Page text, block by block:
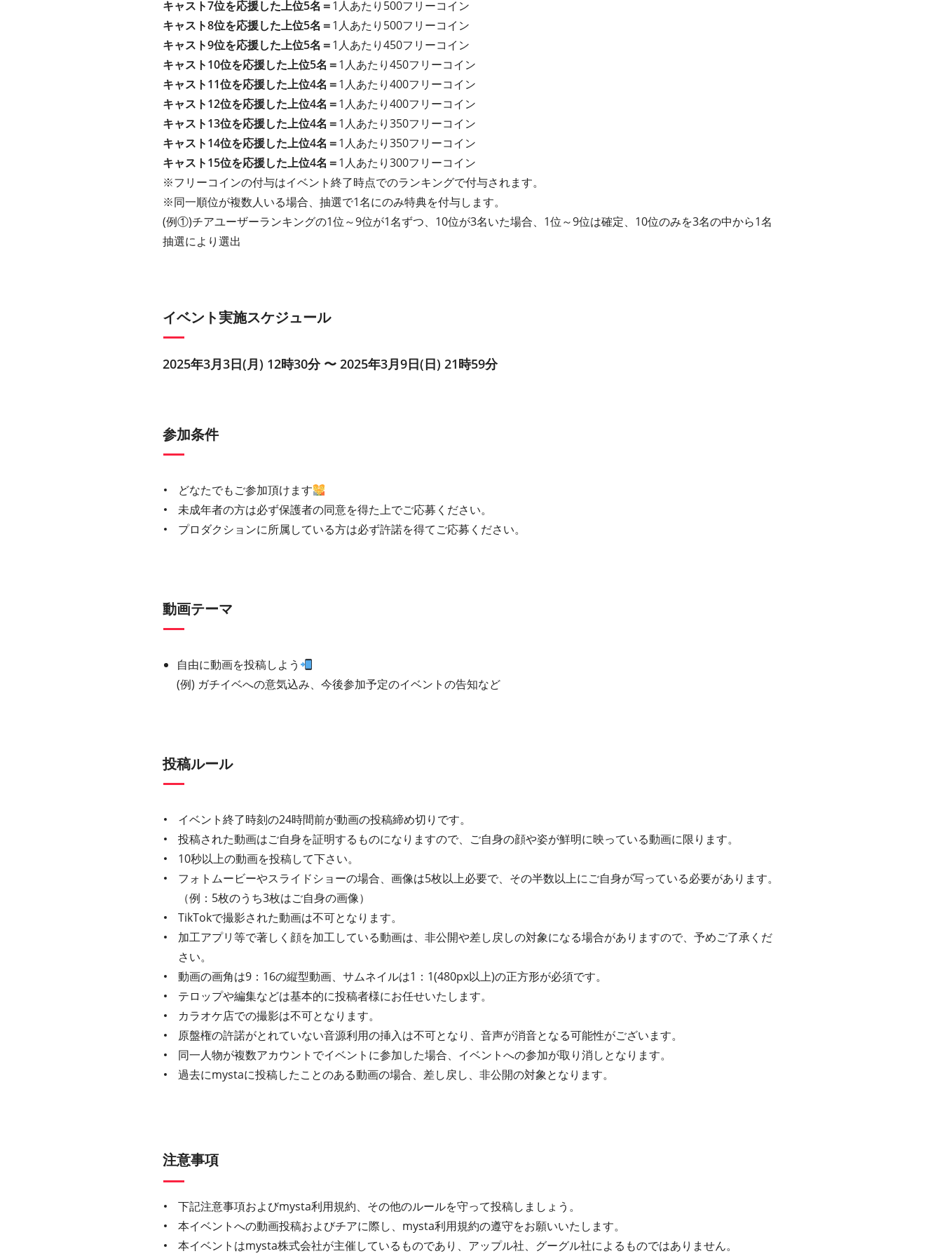
キャスト7位を応援した上位5名＝1人あたり500フリーコイン
キャスト8位を応援した上位5名＝1人あたり500フリーコイン
キャスト9位を応援した上位5名＝1人あたり450フリーコイン
キャスト10位を応援した上位5名＝1人あたり450フリーコイン
キャスト11位を応援した上位4名＝1人あたり400フリーコイン
キャスト12位を応援した上位4名＝1人あたり400フリーコイン
キャスト13位を応援した上位4名＝1人あたり350フリーコイン
キャスト14位を応援した上位4名＝1人あたり350フリーコイン
キャスト15位を応援した上位4名＝1人あたり300フリーコイン
※フリーコインの付与はイベント終了時点でのランキングで付与されます。
※同一順位が複数人いる場合、抽選で1名にのみ特典を付与します。
(例①)チアユーザーランキングの1位～9位が1名ずつ、10位が3名いた場合、1位～9位は確定、10位のみを3名の中から1名
抽選により選出
イベント実施スケジュール
2025年3月3日(月) 12時30分 〜 2025年3月9日(日) 21時59分
参加条件
どなたでもご参加頂けます
未成年者の方は必ず保護者の同意を得た上でご応募ください。
プロダクションに所属している方は必ず許諾を得てご応募ください。
動画テーマ
自由に動画を投稿しよう
(例) ガチイベへの意気込み、今後参加予定のイベントの告知など
投稿ルール
イベント終了時刻の24時間前が動画の投稿締め切りです。
投稿された動画はご自身を証明するものになりますので、ご自身の顔や姿が鮮明に映っている動画に限ります。
10秒以上の動画を投稿して下さい。
フォトムービーやスライドショーの場合、画像は5枚以上必要で、その半数以上にご自身が写っている必要があります。
（例：5枚のうち3枚はご自身の画像）
TikTokで撮影された動画は不可となります。
加工アプリ等で著しく顔を加工している動画は、非公開や差し戻しの対象になる場合がありますので、予めご了承くだ
さい。
動画の画角は9：16の縦型動画、サムネイルは1：1(480px以上)の正方形が必須です。
テロップや編集などは基本的に投稿者様にお任せいたします。
カラオケ店での撮影は不可となります。
原盤権の許諾がとれていない音源利用の挿入は不可となり、音声が消音となる可能性がございます。
同一人物が複数アカウントでイベントに参加した場合、イベントへの参加が取り消しとなります。
過去にmystaに投稿したことのある動画の場合、差し戻し、非公開の対象となります。
注意事項
下記注意事項およびmysta利用規約、その他のルールを守って投稿しましょう。
本イベントへの動画投稿およびチアに際し、mysta利用規約の遵守をお願いいたします。
本イベントはmysta株式会社が主催しているものであり、アップル社、グーグル社によるものではありません。